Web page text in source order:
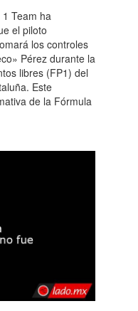
Team ha
el piloto
los controles
Pérez durante la
libres (FP1) del
Este
de la Fórmula